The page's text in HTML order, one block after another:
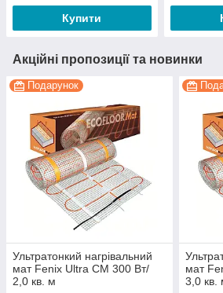
Купити
Акційні пропозиції та новинки
Подарунок
Ультратонкий нагрівальний
мат Fenix Ultra CM 300 Вт/
2,0 кв. м
мат
3,0 кв.